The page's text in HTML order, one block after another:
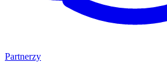
Partnerzy